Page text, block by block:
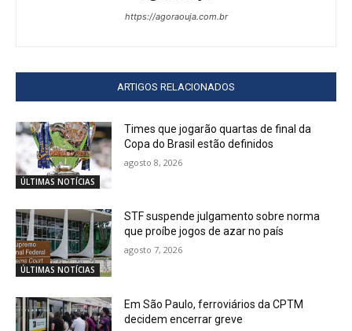
https://agoraouja.com.br
ARTIGOS RELACIONADOS
ÚLTIMAS NOTÍCIAS
Times que jogarão quartas de final da
Copa do Brasil estão definidos
agosto 8, 2026
ÚLTIMAS NOTÍCIAS
STF suspende julgamento sobre norma
que proíbe jogos de azar no país
agosto 7, 2026
Em São Paulo, ferroviários da CPTM
decidem encerrar greve